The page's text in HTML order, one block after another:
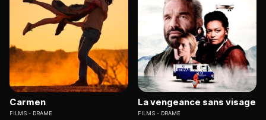
Carmen
FILMS DRAME
La vengeance sans visage
FILMS DRAME